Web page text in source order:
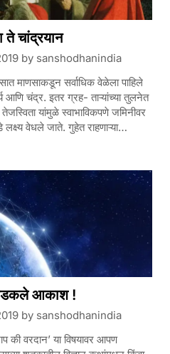
ते चांद्रयान
by sanshodhanindia
माणसाकडून सर्वाधिक वेळेला पाहिले
चंद्र. इतर ग्रह- ताऱ्यांच्या तुलनेत
यांमुळे स्वाभाविकपणे जमिनीवर
लक्ष्य वेधले जाते. गुहेत राहणाऱ्या…
आकाश !
by sanshodhanindia
की वरदान’ या विषयावर आपण